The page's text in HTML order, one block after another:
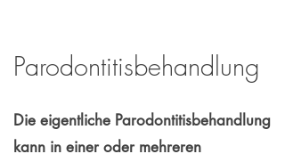
Parodontitisbehandlung
Die eigentliche Parodontitisbehandlung
kann in einer oder mehreren